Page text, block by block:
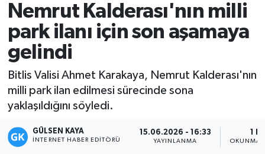
Nemrut Kalderası'nın milli
park ilanı için son aşamaya
gelindi
Bitlis Valisi Ahmet Karakaya, Nemrut Kalderası'nın
milli park ilan edilmesi sürecinde sona
yaklaşıldığını söyledi.
GÜLSEN KAYA
İNTERNET HABER EDITÖRÜ
15.06.2026 - 16:33
YAYINLANMA OKUNMA
Güncel
Haberde insan
Kültür - Sanat
Haber Arşivi